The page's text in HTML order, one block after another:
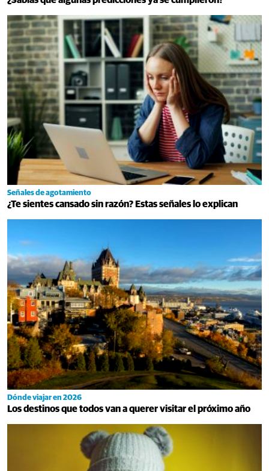
Señales de agotamiento
¿Te sientes cansado sin razón? Estas señales lo explican
Dónde viajar en 2026
Los destinos que todos van a querer visitar el próximo año